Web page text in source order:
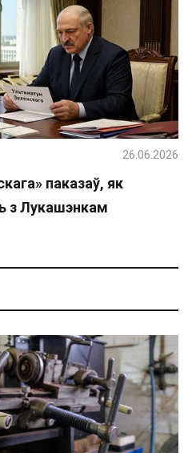
паказаў, як
з Лукашэнкам
26.06.2026